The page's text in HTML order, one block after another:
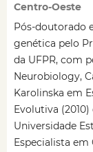
Centro-Oeste
Pós-doutorado
genética pelo
da UFPR, com
Neurobiology,
Karolinska em
Evolutiva
Universidade
Especialista em